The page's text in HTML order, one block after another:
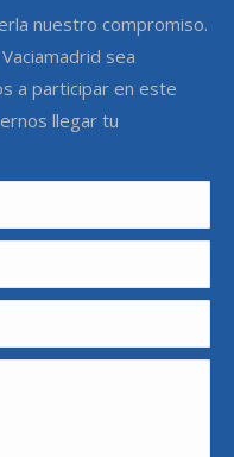
nuestro compromiso.
sea
a participar en este
llegar tu